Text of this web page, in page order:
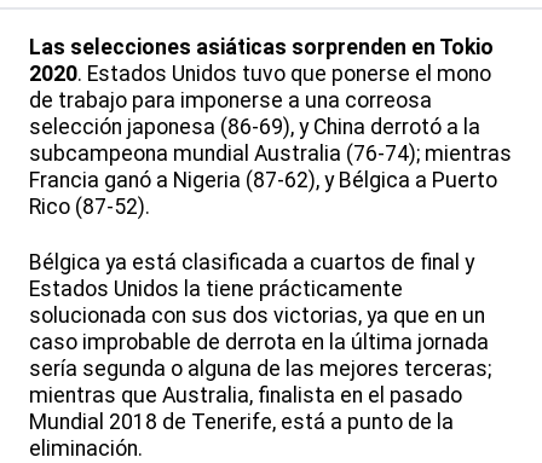
Las selecciones asiáticas sorprenden en Tokio
2020. Estados Unidos tuvo que ponerse el mono
de trabajo para imponerse a una correosa
selección japonesa (86-69), y China derrotó a la
subcampeona mundial Australia (76-74); mientras
Francia ganó a Nigeria (87-62), y Bélgica a Puerto
Rico (87-52).
Bélgica ya está clasificada a cuartos de final y
Estados Unidos la tiene prácticamente
solucionada con sus dos victorias, ya que en un
caso improbable de derrota en la última jornada
sería segunda o alguna de las mejores terceras;
mientras que Australia, finalista en el pasado
Mundial 2018 de Tenerife, está a punto de la
eliminación.